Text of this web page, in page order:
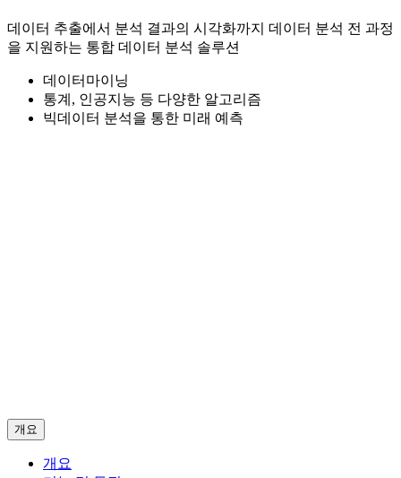
데이터 추출에서 분석 결과의 시각화까지 데이터 분석 전 과정
을 지원하는 통합 데이터 분석 솔루션
데이터마이닝
통계, 인공지능 등 다양한 알고리즘
빅데이터 분석을 통한 미래 예측
개요
개요